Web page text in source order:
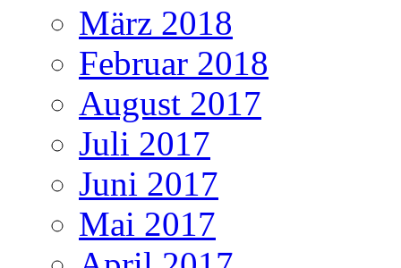
März 2018
Februar 2018
August 2017
Juli 2017
Juni 2017
Mai 2017